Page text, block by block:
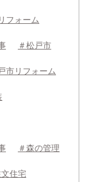
フォーム
＃松戸市
市リフォーム
＃森の管理
文住宅